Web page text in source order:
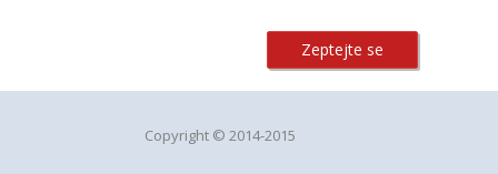
Zeptejte se
Copyright © 2014-2015